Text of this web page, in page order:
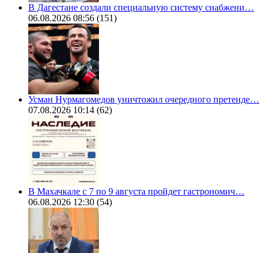
В Дагестане создали специальную систему снабжени…
06.08.2026 08:56 (151)
Усман Нурмагомедов уничтожил очередного претенде…
07.08.2026 10:14 (62)
В Махачкале с 7 по 9 августа пройдет гастрономич…
06.08.2026 12:30 (54)